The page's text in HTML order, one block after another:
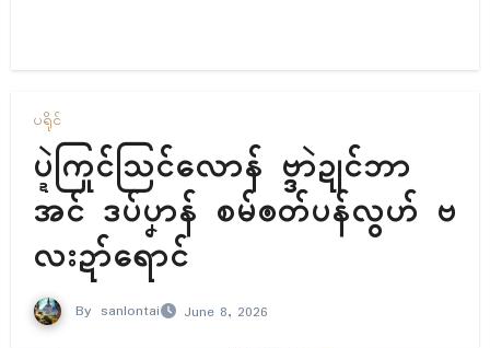
ပရိုၚ်
ပ္ဍဲကြုၚ်သြၚ်လောန် ဗ္ဒာဲဍုၚ်ဘာ
အၚ် ဒပ်ပၞာန် စမ်ၜတ်ပန်လွဟ် ဗ
လးဍာ်ရောၚ်
By sanlontai June 8, 2026